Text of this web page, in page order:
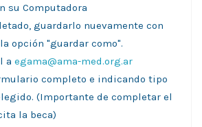
su Computadora
guardarlo nuevamente con
opción "guardar como".
a egama@ama-med.org.ar
completo e indicando tipo
(Importante de completar el
la beca)